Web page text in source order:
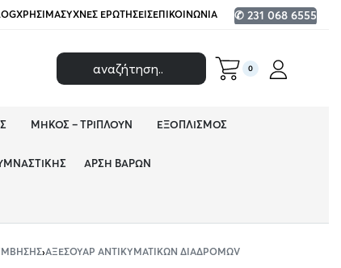
ΧΡΉΣΙΜΑΣΥΧΝΈΣ ΕΡΩΤΉΣΕΙΣΕΠΙΚΟΙΝΩΝΊΑ ✆ 231 068 6555
0
ΜΉΚΟΣ – ΤΡΙΠΛΟΎΝ ΕΞΟΠΛΙΣΜΌΣ
ΆΡΣΗ ΒΑΡΏΝ
›ΑΞΕΣΟΥΆΡ ΑΝΤΙΚΥΜΑΤΙΚΏΝ ΔΙΑΔΡΟΜΏV